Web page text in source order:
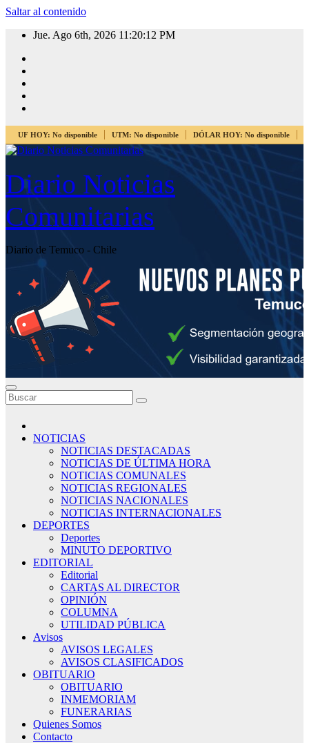
Saltar al contenido
Jue. Ago 6th, 2026 11:20:12 PM
UF HOY: No disponible UTM: No disponible DÓLAR HOY: No disponible
Diario Noticias
Comunitarias
Diario de Temuco - Chile
NOTICIAS
NOTICIAS DESTACADAS
NOTICIAS DE ÚLTIMA HORA
NOTICIAS COMUNALES
NOTICIAS REGIONALES
NOTICIAS NACIONALES
NOTICIAS INTERNACIONALES
DEPORTES
Deportes
MINUTO DEPORTIVO
EDITORIAL
Editorial
CARTAS AL DIRECTOR
OPINIÓN
COLUMNA
UTILIDAD PÚBLICA
Avisos
AVISOS LEGALES
AVISOS CLASIFICADOS
OBITUARIO
OBITUARIO
INMEMORIAM
FUNERARIAS
Quienes Somos
Contacto